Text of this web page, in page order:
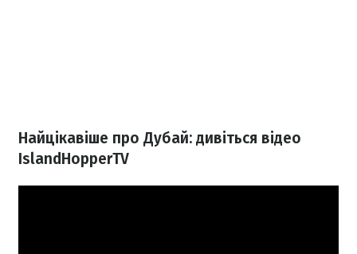
Найцікавіше про Дубай: дивіться відео
IslandHopperTV